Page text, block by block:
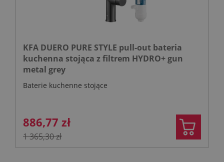
KFA DUERO PURE STYLE pull-out bateria
kuchenna stojąca z filtrem HYDRO+ gun
metal grey
Baterie kuchenne stojące
886,77 zł
1 365,30 zł